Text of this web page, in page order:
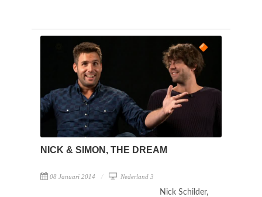
NICK & SIMON, THE DREAM
08 Januari 2014 Nederland 3
Nick Schilder,